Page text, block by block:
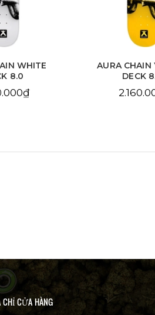
WHITE
8.0
AURA CHAIN
DECK
CỬA HÀNG